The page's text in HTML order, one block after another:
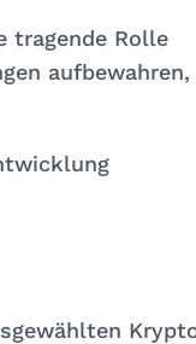
tragende Rolle
aufbewahren,